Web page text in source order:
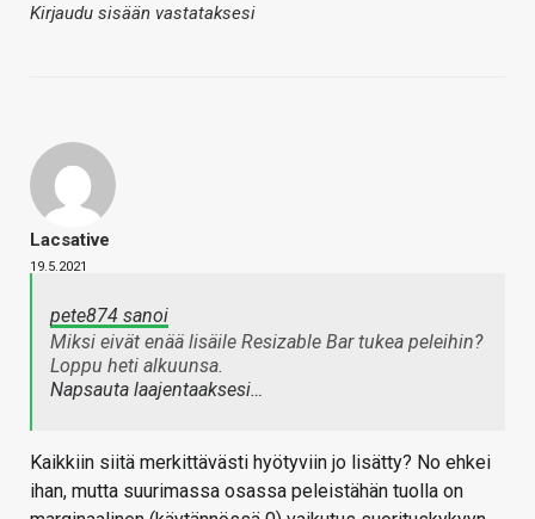
Kirjaudu sisään vastataksesi
Lacsative
19.5.2021
pete874 sanoi
Miksi eivät enää lisäile Resizable Bar tukea peleihin?
Loppu heti alkuunsa.
Napsauta laajentaaksesi…
Kaikkiin siitä merkittävästi hyötyviin jo lisätty? No ehkei
ihan, mutta suurimassa osassa peleistähän tuolla on